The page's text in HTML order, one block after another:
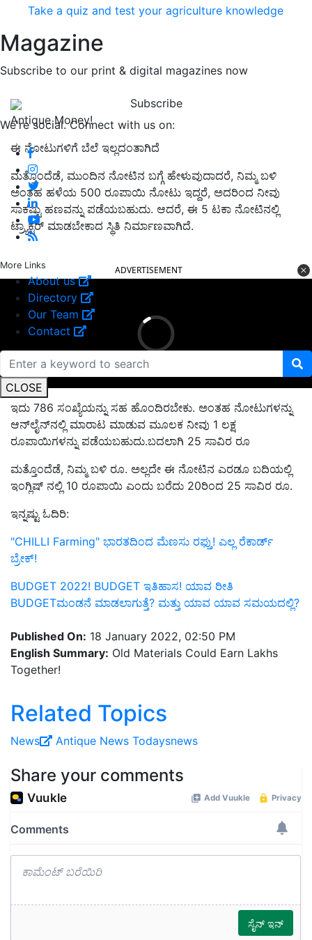
Take a quiz and test your agriculture knowledge
Magazine
Subscribe to our print & digital magazines now
Subscribe
We're social. Connect with us on:
More Links
About us
Directory
Our Team
Contact
CLOSE
Antique Money!
ಈ ನೋಟುಗಳಿಗೆ ಬೆಲೆ ಇಲ್ಲದಂತಾಗಿದೆ
ಮತ್ತೊಂದೆಡೆ, ಮುಂದಿನ ನೋಟಿನ ಬಗ್ಗೆ ಹೇಳುವುದಾದರೆ, ನಿಮ್ಮ ಬಳಿ
ಅಂತಹ ಹಳೆಯ 500 ರೂಪಾಯಿ ನೋಟು ಇದ್ದರೆ, ಅದರಿಂದ ನೀವು
ಸಾಕಷ್ಟು ಹಣವನ್ನು ಪಡೆಯಬಹುದು. ಆದರೆ, ಈ 5 ಟಕಾ ನೋಟಿನಲ್ಲಿ
ಟ್ರ್ಯಾಕ್ಟರ್ ಮಾಡಬೇಕಾದ ಸ್ಥಿತಿ ನಿರ್ಮಾಣವಾಗಿದೆ.
ADVERTISEMENT
ಇದು 786 ಸಂಖ್ಯೆಯನ್ನು ಸಹ ಹೊಂದಿರಬೇಕು. ಅಂತಹ ನೋಟುಗಳನ್ನು
ಆನ್‌ಲೈನ್‌ನಲ್ಲಿ ಮಾರಾಟ ಮಾಡುವ ಮೂಲಕ ನೀವು 1 ಲಕ್ಷ
ರೂಪಾಯಿಗಳನ್ನು ಪಡೆಯಬಹುದು.ಬದಲಾಗಿ 25 ಸಾವಿರ ರೂ
ಮತ್ತೊಂದೆಡೆ, ನಿಮ್ಮ ಬಳಿ ರೂ. ಅಲ್ಲದೇ ಈ ನೋಟಿನ ಎರಡೂ ಬದಿಯಲ್ಲಿ
ಇಂಗ್ಲಿಷ್ ನಲ್ಲಿ 10 ರೂಪಾಯಿ ಎಂದು ಬರೆದು 20ರಿಂದ 25 ಸಾವಿರ ರೂ.
ಇನ್ನಷ್ಟು ಓದಿರಿ:
"CHILLI Farming" ಭಾರತದಿಂದ ಮೆಣಸು ರಫ್ತು! ಎಲ್ಲ ರೆಕಾರ್ಡ್
ಬ್ರೇಕ್!
BUDGET 2022! BUDGET ಇತಿಹಾಸ! ಯಾವ ರೀತಿ
BUDGETಮಂಡನೆ ಮಾಡಲಾಗುತ್ತೆ? ಮತ್ತು ಯಾವ ಯಾವ ಸಮಯದಲ್ಲಿ?
Published On: 18 January 2022, 02:50 PM
English Summary: Old Materials Could Earn Lakhs
Together!
Related Topics
News Antique News Todaysnews
Share your comments